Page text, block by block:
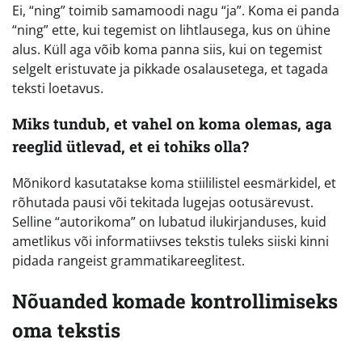
Ei, “ning” toimib samamoodi nagu “ja”. Koma ei panda
“ning” ette, kui tegemist on lihtlausega, kus on ühine
alus. Küll aga võib koma panna siis, kui on tegemist
selgelt eristuvate ja pikkade osalausetega, et tagada
teksti loetavus.
Miks tundub, et vahel on koma olemas, aga
reeglid ütlevad, et ei tohiks olla?
Mõnikord kasutatakse koma stiililistel eesmärkidel, et
rõhutada pausi või tekitada lugejas ootusärevust.
Selline “autorikoma” on lubatud ilukirjanduses, kuid
ametlikus või informatiivses tekstis tuleks siiski kinni
pidada rangeist grammatikareeglitest.
Nõuanded komade kontrollimiseks
oma tekstis